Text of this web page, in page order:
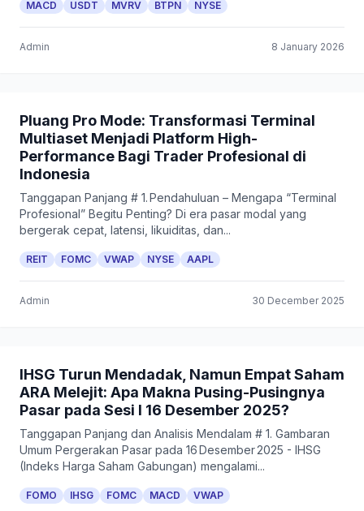
MACD USDT MVRV BTPN NYSE
Admin 8 January 2026
Pluang Pro Mode: Transformasi Terminal
Multiaset Menjadi Platform High-
Performance Bagi Trader Profesional di
Indonesia
Tanggapan Panjang # 1. Pendahuluan – Mengapa “Terminal
Profesional” Begitu Penting? Di era pasar modal yang
bergerak cepat, latensi, likuiditas, dan...
REIT FOMC VWAP NYSE AAPL
Admin 30 December 2025
IHSG Turun Mendadak, Namun Empat Saham
ARA Melejit: Apa Makna Pusing-Pusingnya
Pasar pada Sesi I 16 Desember 2025?
Tanggapan Panjang dan Analisis Mendalam # 1. Gambaran
Umum Pergerakan Pasar pada 16 Desember 2025 - IHSG
(Indeks Harga Saham Gabungan) mengalami...
FOMO IHSG FOMC MACD VWAP